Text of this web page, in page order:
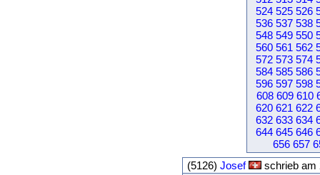
524 525 526
536 537 538
548 549 550
560 561 562
572 573 574
584 585 586
596 597 598
608 609 610
620 621 622
632 633 634
644 645 646
656 657
(5126) Josef
schrieb am